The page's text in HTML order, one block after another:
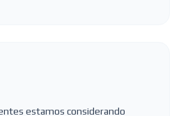
estamos considerando